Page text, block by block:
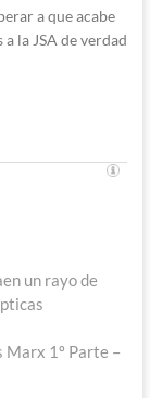
a que acabe
la JSA de verdad
un rayo de
Marx 1º Parte –